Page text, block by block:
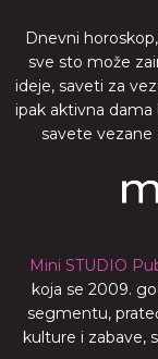
Dnevni
sve sto može
ideje, saveti za
ipak aktivna
savete vezane
Mini STUDIO
koja se 2009.
segmentu,
kulture i zabave,